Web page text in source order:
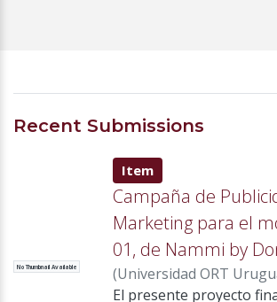
Recent Submissions
No Thumbnail Available
Item type:
Item,
Campaña de
Marketing para el
01, de Nammi by
(Universidad ORT
Levinsky Oberlander,
El presente proyecto